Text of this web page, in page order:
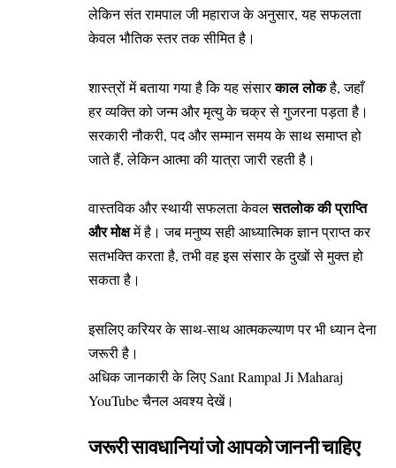
लेकिन संत रामपाल जी महाराज के अनुसार, यह सफलता
केवल भौतिक स्तर तक सीमित है।
शास्त्रों में बताया गया है कि यह संसारकाल लोकहै, जहाँ
हर व्यक्ति को जन्म और मृत्यु के चक्र से गुजरना पड़ता है।
सरकारी नौकरी, पद और सम्मान समय के साथ समाप्त हो
जाते हैं, लेकिन आत्मा की यात्रा जारी रहती है।
वास्तविक और स्थायी सफलता केवलसतलोक की प्राप्ति
और मोक्षमें है। जब मनुष्य सही आध्यात्मिक ज्ञान प्राप्त कर
सतभक्ति करता है, तभी वह इस संसार के दुखों से मुक्त हो
सकता है।
इसलिए करियर के साथ-साथ आत्मकल्याण पर भी ध्यान देना
जरूरी है।
अधिक जानकारी के लिएSant Rampal Ji Maharaj
YouTubeचैनल अवश्य देखें।
जरूरी सावधानियां जो आपको जाननी चाहिए